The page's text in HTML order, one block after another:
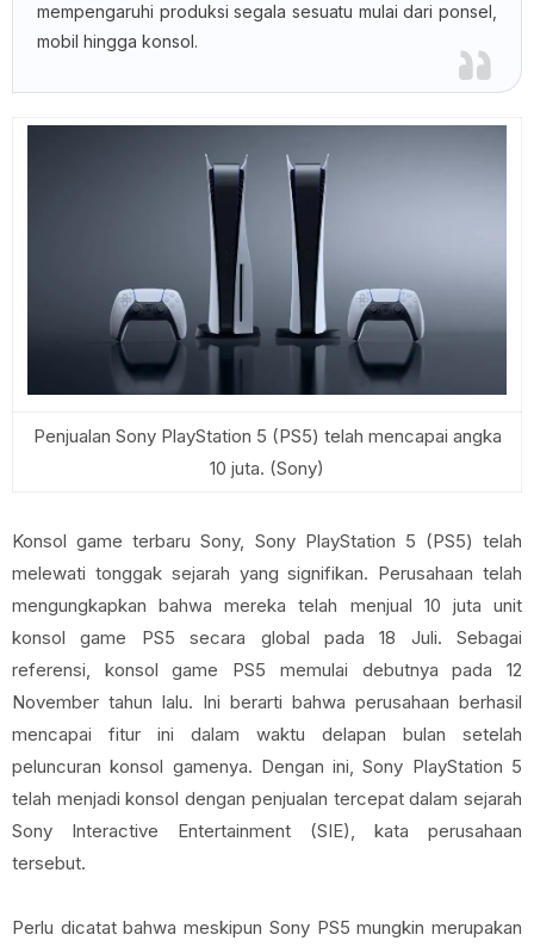
mempengaruhi produksi segala sesuatu mulai dari ponsel,
mobil hingga konsol.
Penjualan Sony PlayStation 5 (PS5) telah mencapai angka
10 juta. (Sony)
Konsol game terbaru Sony, Sony PlayStation 5 (PS5) telah
melewati tonggak sejarah yang signifikan. Perusahaan telah
mengungkapkan bahwa mereka telah menjual 10 juta unit
konsol game PS5 secara global pada 18 Juli. Sebagai
referensi, konsol game PS5 memulai debutnya pada 12
November tahun lalu. Ini berarti bahwa perusahaan berhasil
mencapai fitur ini dalam waktu delapan bulan setelah
peluncuran konsol gamenya. Dengan ini, Sony PlayStation 5
telah menjadi konsol dengan penjualan tercepat dalam sejarah
Sony Interactive Entertainment (SIE), kata perusahaan
tersebut.
Perlu dicatat bahwa meskipun Sony PS5 mungkin merupakan